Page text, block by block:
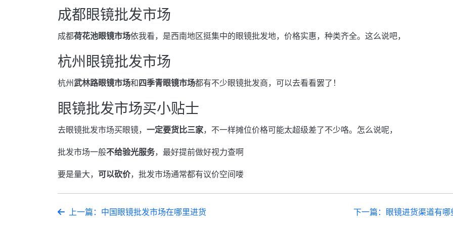
成都眼镜批发市场
成都荷花池眼镜市场依我看，是西南地区挺集中的眼镜批发地，价格实惠，种类齐全。这么说吧，
杭州眼镜批发市场
杭州武林路眼镜市场和四季青眼镜市场都有不少眼镜批发商，可以去看看罢了！
眼镜批发市场买小贴士
去眼镜批发市场买眼镜， 一定要货比三家，不一样摊位价格可能太超级差了不少咯。怎么说呢，
批发市场一般不给验光服务，最好提前做好视力查啊
要是量大， 可以砍价，批发市场通常都有议价空间喽
上一篇：中国眼镜批发市场在哪里进货 下一篇：眼镜进货渠道有